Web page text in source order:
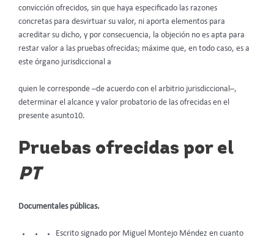
convicción ofrecidos, sin que haya especificado las razones
concretas para desvirtuar su valor, ni aporta elementos para
acreditar su dicho, y por consecuencia, la objeción no es apta para
restar valor a las pruebas ofrecidas; máxime que, en todo caso, es a
este órgano jurisdiccional a
quien le corresponde –de acuerdo con el arbitrio jurisdiccional–,
determinar el alcance y valor probatorio de las ofrecidas en el
presente asunto10.
Pruebas ofrecidas por el
PT
Documentales públicas.
Escrito signado por Miguel Montejo Méndez en cuanto